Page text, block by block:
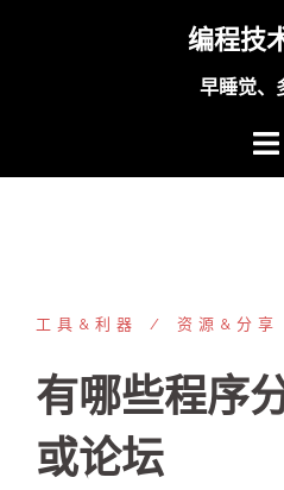
编程技
早睡觉、
工具&利器 资源&分享
有哪些程序
或论坛